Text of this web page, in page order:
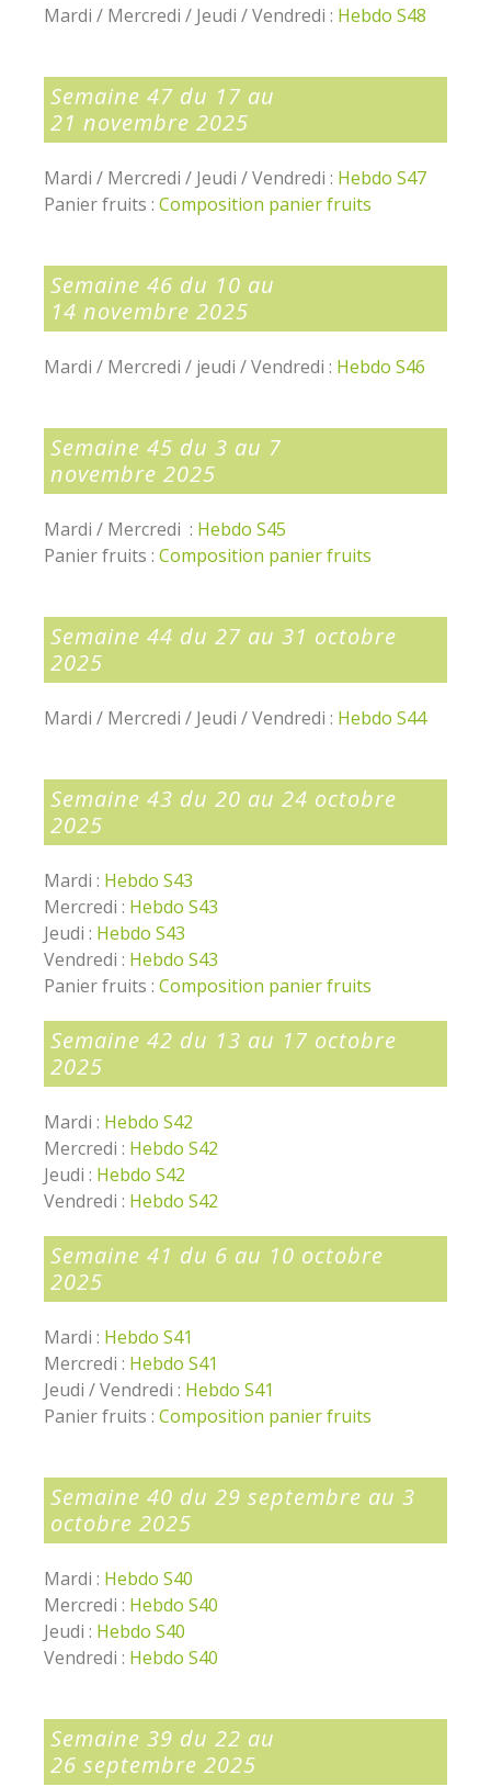
Mardi / Mercredi / Jeudi / Vendredi : Hebdo S48
Semaine 47 du 17 au
21 novembre 2025
Mardi / Mercredi / Jeudi / Vendredi : Hebdo S47
Panier fruits : Composition panier fruits
Semaine 46 du 10 au
14 novembre 2025
Mardi / Mercredi / jeudi / Vendredi : Hebdo S46
Semaine 45 du 3 au 7
novembre 2025
Mardi / Mercredi : Hebdo S45
Panier fruits : Composition panier fruits
Semaine 44 du 27 au 31 octobre
2025
Mardi / Mercredi / Jeudi / Vendredi : Hebdo S44
Semaine 43 du 20 au 24 octobre
2025
Mardi : Hebdo S43
Mercredi : Hebdo S43
Jeudi : Hebdo S43
Vendredi : Hebdo S43
Panier fruits : Composition panier fruits
Semaine 42 du 13 au 17 octobre
2025
Mardi : Hebdo S42
Mercredi : Hebdo S42
Jeudi : Hebdo S42
Vendredi : Hebdo S42
Semaine 41 du 6 au 10 octobre
2025
Mardi : Hebdo S41
Mercredi : Hebdo S41
Jeudi / Vendredi : Hebdo S41
Panier fruits : Composition panier fruits
Semaine 40 du 29 septembre au 3
octobre 2025
Mardi : Hebdo S40
Mercredi : Hebdo S40
Jeudi : Hebdo S40
Vendredi : Hebdo S40
Semaine 39 du 22 au
26 septembre 2025